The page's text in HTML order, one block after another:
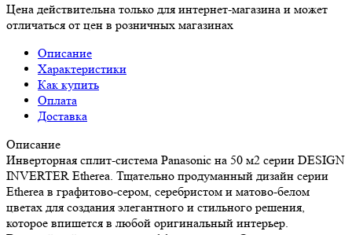
Цена действительна только для интернет-магазина и может
отличаться от цен в розничных магазинах
Описание
Характеристики
Как купить
Оплата
Доставка
Описание
Инверторная сплит-система Panasonic на 50 м2 серии DESIGN
INVERTER Etherea. Тщательно продуманный дизайн серии
Etherea в графитово-сером, серебристом и матово-белом
цветах для создания элегантного и стильного решения,
которое впишется в любой оригинальный интерьер.